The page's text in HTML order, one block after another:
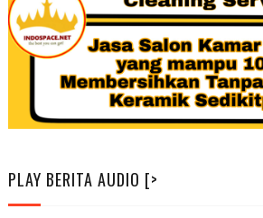
PLAY BERITA AUDIO [>